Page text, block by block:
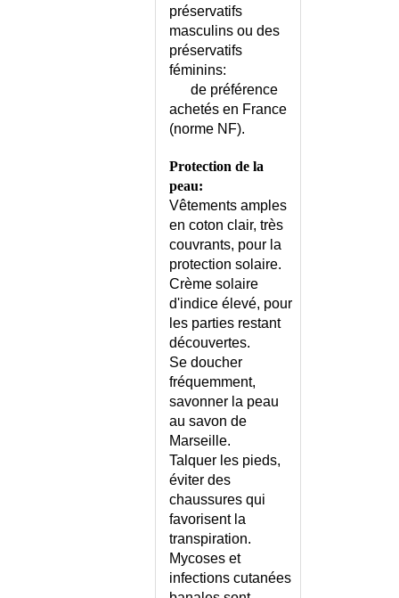
préservatifs
masculins ou des
préservatifs
féminins:
de préférence
achetés en France
(norme NF).
Protection de la
peau:
Vêtements amples
en coton clair, très
couvrants, pour la
protection solaire.
Crème solaire
d'indice élevé, pour
les parties restant
découvertes.
Se doucher
fréquemment,
savonner la peau
au savon de
Marseille.
Talquer les pieds,
éviter des
chaussures qui
favorisent la
transpiration.
Mycoses et
infections cutanées